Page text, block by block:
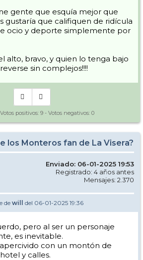
gente que esquía mejor que
gustaría que califiquen de ridícula
ocio y deporte simplemente por
alto, bravo, y quien lo tenga bajo
sin complejos!!!!
positivos: 9 - Votos negativos: 0
los Monteros fan de La Visera?
Enviado: 06-01-2025 19:53
Registrado: 4 años antes
Mensajes: 2.370
de will del 06-01-2025 19:36
pero al ser un personaje
es inevitable.
con un montón de
y calles.